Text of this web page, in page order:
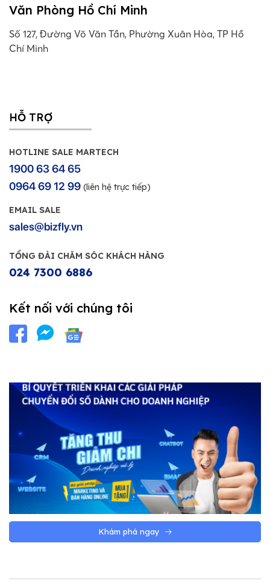
Văn Phòng Hồ Chí Minh
Số 127, Đường Võ Văn Tần, Phường Xuân Hòa, TP Hồ
Chí Minh
HỖ TRỢ
HOTLINE SALE MARTECH
1900 63 64 65
0964 69 12 99 (liên hệ trực tiếp)
EMAIL SALE
sales@bizfly.vn
TỔNG ĐÀI CHĂM SÓC KHÁCH HÀNG
024 7300 6886
Kết nối với chúng tôi
Khám phá ngay